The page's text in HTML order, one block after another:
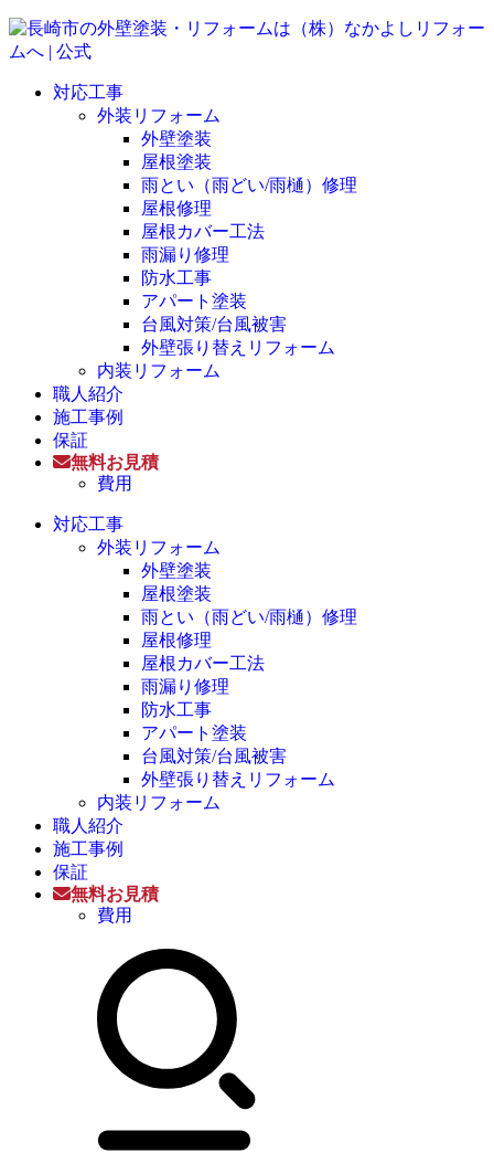
対応工事
外装リフォーム
外壁塗装
屋根塗装
雨とい（雨どい/雨樋）修理
屋根修理
屋根カバー工法
雨漏り修理
防水工事
アパート塗装
台風対策/台風被害
外壁張り替えリフォーム
内装リフォーム
職人紹介
施工事例
保証
無料お見積
費用
対応工事
外装リフォーム
外壁塗装
屋根塗装
雨とい（雨どい/雨樋）修理
屋根修理
屋根カバー工法
雨漏り修理
防水工事
アパート塗装
台風対策/台風被害
外壁張り替えリフォーム
内装リフォーム
職人紹介
施工事例
保証
無料お見積
費用